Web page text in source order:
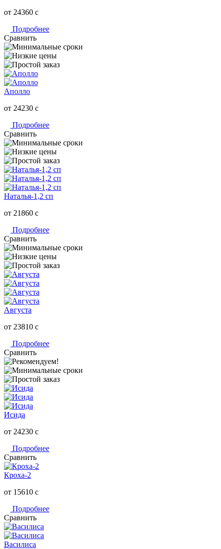
от 24360 c
Подробнее
Сравнить
Аполло
от 24230 c
Подробнее
Сравнить
Наталья-1,2 сп
от 21860 c
Подробнее
Сравнить
Августа
от 23810 c
Подробнее
Сравнить
Исида
от 24230 c
Подробнее
Сравнить
Кроха-2
от 15610 c
Подробнее
Сравнить
Василиса